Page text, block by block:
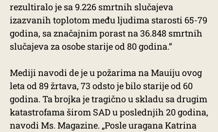
rezultiralo je sa 9.226 smrtnih slučajeva
izazvanih toplotom među ljudima starosti 65-79
godina, sa značajnim porast na 36.848 smrtnih
slučajeva za osobe starije od 80 godina.“
Mediji navodi de je u požarima na Mauiju ovog
leta od 89 žrtava, 73 odsto je bilo starije od 60
godina. Ta brojka je tragično u skladu sa drugim
katastrofama širom SAD u poslednjih 20 godina,
navodi Ms. Magazine. „Posle uragana Katrina